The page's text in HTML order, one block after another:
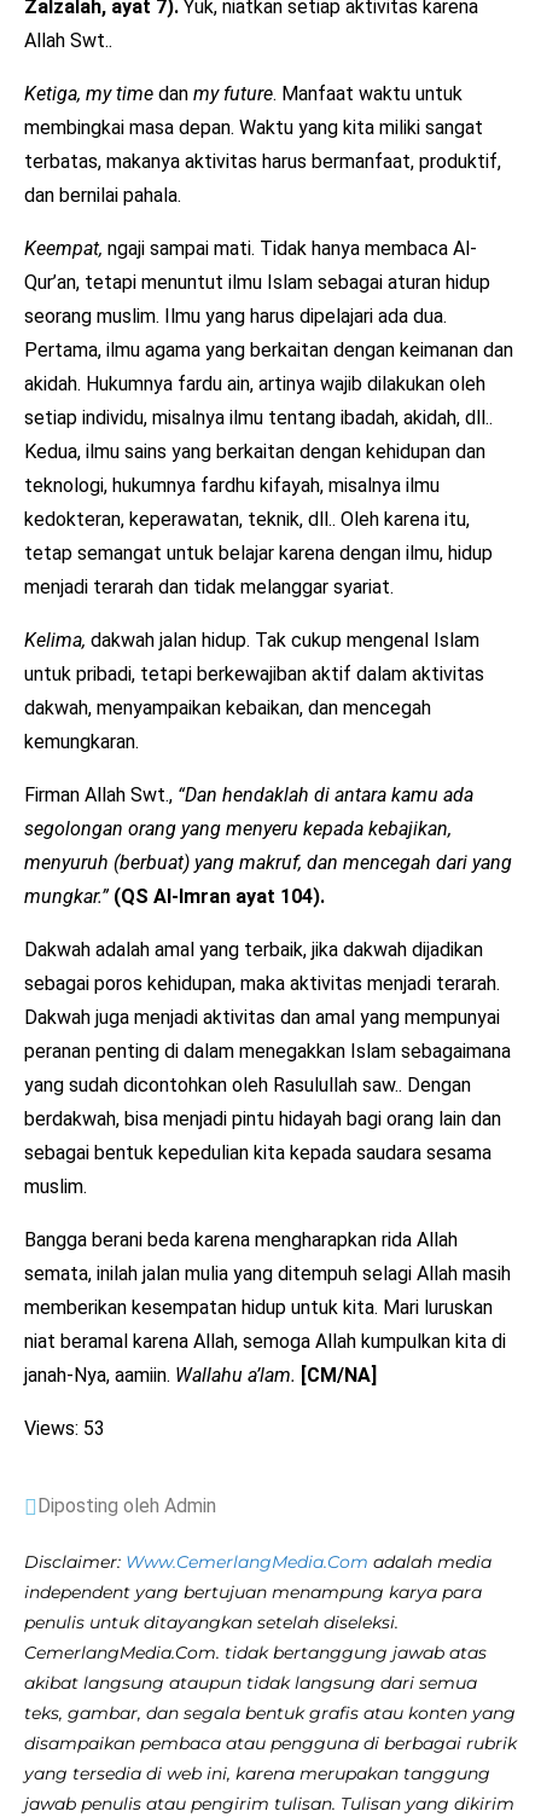
Zalzalah, ayat 7). Yuk, niatkan setiap aktivitas karena
Allah Swt..
Ketiga, my time dan my future. Manfaat waktu untuk
membingkai masa depan. Waktu yang kita miliki sangat
terbatas, makanya aktivitas harus bermanfaat, produktif,
dan bernilai pahala.
Keempat, ngaji sampai mati. Tidak hanya membaca Al-
Qur’an, tetapi menuntut ilmu Islam sebagai aturan hidup
seorang muslim. Ilmu yang harus dipelajari ada dua.
Pertama, ilmu agama yang berkaitan dengan keimanan dan
akidah. Hukumnya fardu ain, artinya wajib dilakukan oleh
setiap individu, misalnya ilmu tentang ibadah, akidah, dll..
Kedua, ilmu sains yang berkaitan dengan kehidupan dan
teknologi, hukumnya fardhu kifayah, misalnya ilmu
kedokteran, keperawatan, teknik, dll.. Oleh karena itu,
tetap semangat untuk belajar karena dengan ilmu, hidup
menjadi terarah dan tidak melanggar syariat.
Kelima, dakwah jalan hidup. Tak cukup mengenal Islam
untuk pribadi, tetapi berkewajiban aktif dalam aktivitas
dakwah, menyampaikan kebaikan, dan mencegah
kemungkaran.
Firman Allah Swt., “Dan hendaklah di antara kamu ada
segolongan orang yang menyeru kepada kebajikan,
menyuruh (berbuat) yang makruf, dan mencegah dari yang
mungkar.” (QS Al-Imran ayat 104).
Dakwah adalah amal yang terbaik, jika dakwah dijadikan
sebagai poros kehidupan, maka aktivitas menjadi terarah.
Dakwah juga menjadi aktivitas dan amal yang mempunyai
peranan penting di dalam menegakkan Islam sebagaimana
yang sudah dicontohkan oleh Rasulullah saw.. Dengan
berdakwah, bisa menjadi pintu hidayah bagi orang lain dan
sebagai bentuk kepedulian kita kepada saudara sesama
muslim.
Bangga berani beda karena mengharapkan rida Allah
semata, inilah jalan mulia yang ditempuh selagi Allah masih
memberikan kesempatan hidup untuk kita. Mari luruskan
niat beramal karena Allah, semoga Allah kumpulkan kita di
janah-Nya, aamiin. Wallahu a’lam. [CM/NA]
Views: 53
Diposting oleh Admin
Disclaimer: Www.CemerlangMedia.Com adalah media
independent yang bertujuan menampung karya para
penulis untuk ditayangkan setelah diseleksi.
CemerlangMedia.Com. tidak bertanggung jawab atas
akibat langsung ataupun tidak langsung dari semua
teks, gambar, dan segala bentuk grafis atau konten yang
disampaikan pembaca atau pengguna di berbagai rubrik
yang tersedia di web ini, karena merupakan tanggung
jawab penulis atau pengirim tulisan. Tulisan yang dikirim